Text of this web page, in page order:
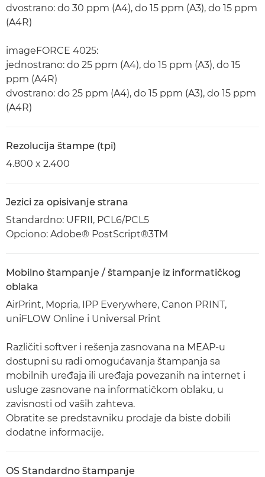
dvostrano: do 30 ppm (A4), do 15 ppm (A3), do 15 ppm
(A4R)
imageFORCE 4025:
jednostrano: do 25 ppm (A4), do 15 ppm (A3), do 15
ppm (A4R)
dvostrano: do 25 ppm (A4), do 15 ppm (A3), do 15 ppm
(A4R)
Rezolucija štampe (tpi)
4.800 x 2.400
Jezici za opisivanje strana
Standardno: UFRII, PCL6/PCL5
Opciono: Adobe® PostScript®3TM
Mobilno štampanje / štampanje iz informatičkog
oblaka
AirPrint, Mopria, IPP Everywhere, Canon PRINT,
uniFLOW Online i Universal Print
Različiti softver i rešenja zasnovana na MEAP-u
dostupni su radi omogućavanja štampanja sa
mobilnih uređaja ili uređaja povezanih na internet i
usluge zasnovane na informatičkom oblaku, u
zavisnosti od vaših zahteva.
Obratite se predstavniku prodaje da biste dobili
dodatne informacije.
OS Standardno štampanje